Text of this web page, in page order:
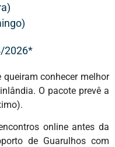
2026*
conhecer melhor
O pacote prevê a
online antes da
de Guarulhos com